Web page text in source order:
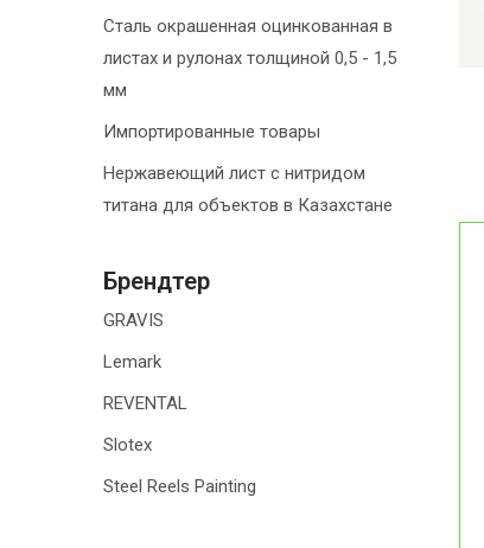
Сталь окрашенная оцинкованная в
листах и рулонах толщиной 0,5 - 1,5
мм
Импортированные товары
Нержавеющий лист с нитридом
титана для объектов в Казахстане
Брендтер
GRAVIS
Lemark
REVENTAL
Slotex
Steel Reels Painting